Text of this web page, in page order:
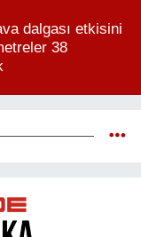
dalgası etkisini
38